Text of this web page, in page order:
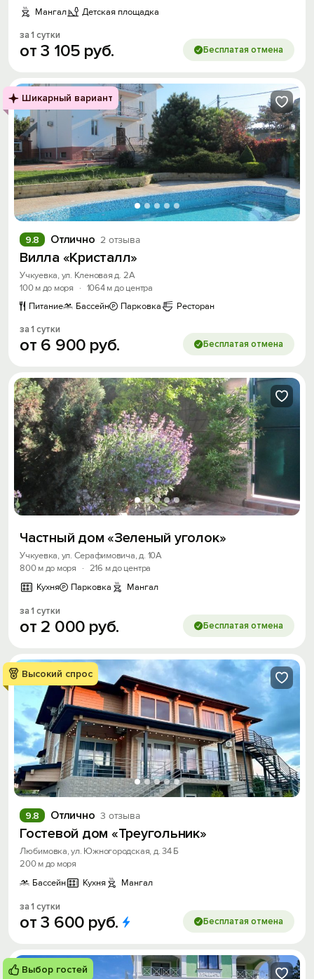
Мангал
Детская площадка
за 1 сутки
от3 105 руб. Бесплатая отмена
Шикарный вариант
Отлично 2 отзыва
9.8
Вилла «Кристалл»
Учкуевка, ул. Кленовая д. 2А
100 м до моря
· 1064 м до центра
Питание
Бассейн Парковка Ресторан
за 1 сутки
от 6 900 руб. Бесплатая отмена
Частный дом «Зеленый уголок»
Учкуевка, ул. Серафимовича, д. 10А
800 м до моря
· 216 м до центра
Кухня
Парковка Мангал
за 1 сутки
от 2 000 руб. Бесплатая отмена
Высокий спрос
Отлично 3 отзыва
9.8
Гостевой дом «Треугольник»
Любимовка, ул. Южногородская, д. 34 Б
200 м до моря
Бассейн
Кухня Мангал
за 1 сутки
от3 600 руб. Бесплатая отмена
Выбор гостей